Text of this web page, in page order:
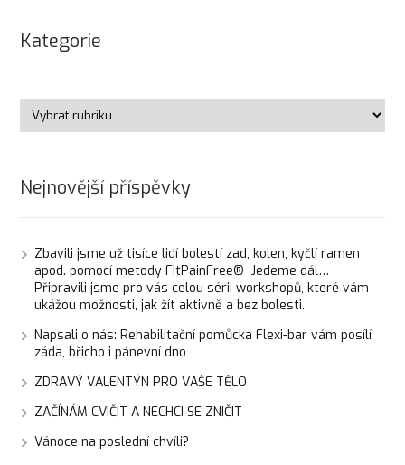
Kategorie
Nejnovější příspěvky
Zbavili jsme už tisíce lidí bolestí zad, kolen, kyčlí ramen
apod. pomocí metody FitPainFree® Jedeme dál…
Připravili jsme pro vás celou sérii workshopů, které vám
ukážou možnosti, jak žít aktivně a bez bolesti.
Napsali o nás: Rehabilitační pomůcka Flexi-bar vám posílí
záda, břicho i pánevní dno
ZDRAVÝ VALENTÝN PRO VAŠE TĚLO
ZAČÍNÁM CVIČIT A NECHCI SE ZNIČIT
Vánoce na poslední chvíli?